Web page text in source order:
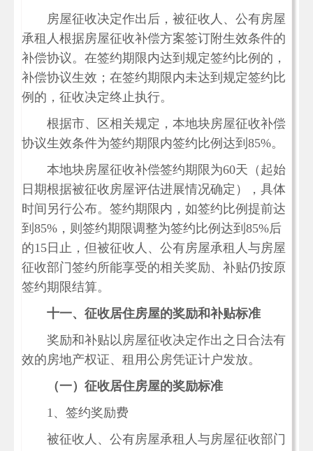
房屋征收决定作出后，被征收人、公有房屋
承租人根据房屋征收补偿方案签订附生效条件的
补偿协议。在签约期限内达到规定签约比例的，
补偿协议生效；在签约期限内未达到规定签约比
例的，征收决定终止执行。
根据市、区相关规定，本地块房屋征收补偿
协议生效条件为签约期限内签约比例达到85%。
本地块房屋征收补偿签约期限为60天（起始
日期根据被征收房屋评估进展情况确定），具体
时间另行公布。签约期限内，如签约比例提前达
到85%，则签约期限调整为签约比例达到85%后
的15日止，但被征收人、公有房屋承租人与房屋
征收部门签约所能享受的相关奖励、补贴仍按原
签约期限结算。
十一、征收居住房屋的奖励和补贴标准
奖励和补贴以房屋征收决定作出之日合法有
效的房地产权证、租用公房凭证计户发放。
（一）征收居住房屋的奖励标准
1、签约奖励费
被征收人、公有房屋承租人与房屋征收部门